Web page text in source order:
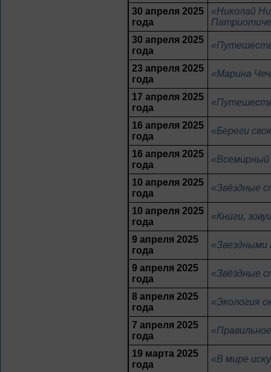
30 апреля 2025
года
«Николай
30 апреля 2025
года
23 апреля 2025
года
«Марина
17 апреля 2025
года
16 апреля 2025
года
«Береги
16 апреля 2025
года
«Всемирный
10 апреля 2025
года
«Звёздные
10 апреля 2025
года
«Книги,
9 апреля 2025
года
«Звездными
9 апреля 2025
года
«Звёздные
8 апреля 2025
года
«Экология
7 апреля 2025
года
19 марта 2025
года
«В мире